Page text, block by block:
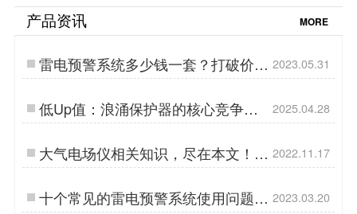
产品资讯 MORE
雷电预警系统多少钱一套？打破价格
疑虑，保护您的安全！-易造防雷…
2023.05.31
低Up值：浪涌保护器的核心竞争力-
易造…
2025.04.28
大气电场仪相关知识，尽在本文！
【易造防雷】…
2022.11.17
十个常见的雷电预警系统使用问题
2023.03.20